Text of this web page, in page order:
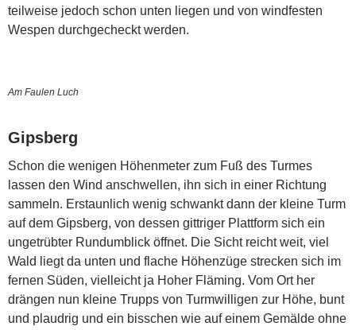
teilweise jedoch schon unten liegen und von windfesten
Wespen durchgecheckt werden.
Am Faulen Luch
Gipsberg
Schon die wenigen Höhenmeter zum Fuß des Turmes
lassen den Wind anschwellen, ihn sich in einer Richtung
sammeln. Erstaunlich wenig schwankt dann der kleine Turm
auf dem Gipsberg, von dessen gittriger Plattform sich ein
ungetrübter Rundumblick öffnet. Die Sicht reicht weit, viel
Wald liegt da unten und flache Höhenzüge strecken sich im
fernen Süden, vielleicht ja Hoher Fläming. Vom Ort her
drängen nun kleine Trupps von Turmwilligen zur Höhe, bunt
und plaudrig und ein bisschen wie auf einem Gemälde ohne